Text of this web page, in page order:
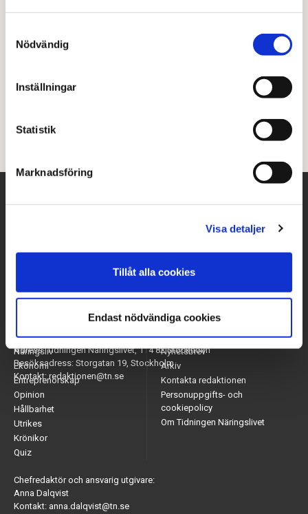
Nödvändig
Inställningar
Statistik
Marknadsföring
Visa detaljer
Tillåt alla cookies
Endast nödvändiga cookies
77-åriga Dan Sten Olsson kommer inte att lämna vd-
posten på Stena inom den närmsta tiden. I en
flera likheter med perioden mellan det första och
1 year ago |
Adress: Tidningen Näringslivet, 114 82 Stockholm
Besöksadress: Storgatan 19, Stockholm
Kontakt: redaktionen@tn.se
Arbetsmarknad
Näringsliv
Ekonomi
Entreprenörskap
Opinion
Hållbarhet
Utrikes
Krönikor
Quiz
Appar
Nyhetsbrev
Arkiv
Kontakta redaktionen
Personuppgifts- och
cookiepolicy
Om Tidningen Näringslivet
Chefredaktör och ansvarig utgivare:
Anna Dalqvist
Kontakt: anna.dalqvist@tn.se